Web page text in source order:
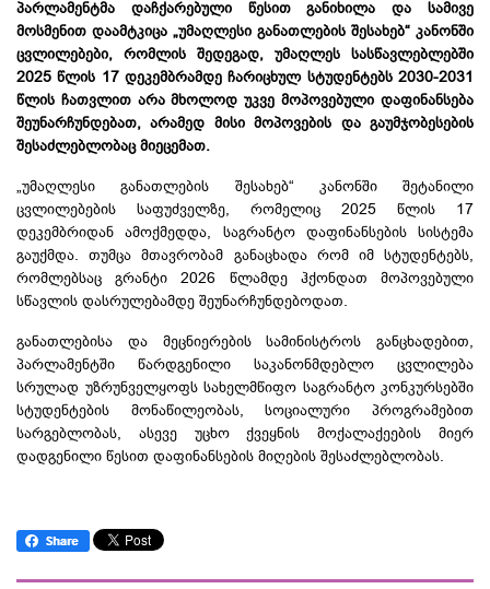
პარლამენტმა დაჩქარებული წესით განიხილა და სამივე
მოსმენით დაამტკიცა „უმაღლესი განათლების შესახებ“ კანონში
ცვლილებები, რომლის შედეგად, უმაღლეს სასწავლებლებში
2025 წლის 17 დეკემბრამდე ჩარიცხულ სტუდენტებს 2030-2031
წლის ჩათვლით არა მხოლოდ უკვე მოპოვებული დაფინანსება
შეუნარჩუნდებათ, არამედ მისი მოპოვების და გაუმჯობესების
შესაძლებლობაც მიეცემათ.
„უმაღლესი განათლების შესახებ“ კანონში შეტანილი
ცვლილებების საფუძველზე, რომელიც 2025 წლის 17
დეკემბრიდან ამოქმედდა, საგრანტო დაფინანსების სისტემა
გაუქმდა. თუმცა მთავრობამ განაცხადა რომ იმ სტუდენტებს,
რომლებსაც გრანტი 2026 წლამდე ჰქონდათ მოპოვებული
სწავლის დასრულებამდე შეუნარჩუნდებოდათ.
განათლებისა და მეცნიერების სამინისტროს განცხადებით,
პარლამენტში წარდგენილი საკანონმდებლო ცვლილება
სრულად უზრუნველყოფს სახელმწიფო საგრანტო კონკურსებში
სტუდენტების მონაწილეობას, სოციალური პროგრამებით
სარგებლობას, ასევე უცხო ქვეყნის მოქალაქეების მიერ
დადგენილი წესით დაფინანსების მიღების შესაძლებლობას.